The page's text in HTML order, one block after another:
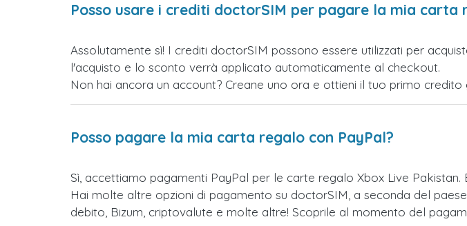
Posso usare i crediti doctorSIM per pagare la mia carta
Assolutamente sì! I crediti doctorSIM possono essere utilizzati per
l'acquisto e lo sconto verrà applicato automaticamente al checkout.
Non hai ancora un account? Creane uno ora e ottieni il tuo primo credito
Posso pagare la mia carta regalo con PayPal?
Sì, accettiamo pagamenti PayPal per le carte regalo Xbox Live
Hai molte altre opzioni di pagamento su doctorSIM, a seconda del
debito, Bizum, criptovalute e molte altre! Scoprile al momento del